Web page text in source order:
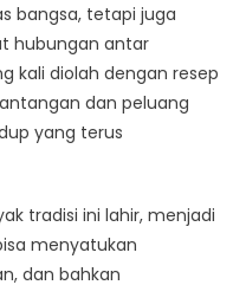
Makanan
Lokal
di
Era
Modern
bangsa, tetapi juga
hubungan antar
kali diolah dengan resep
dan peluang
yang terus
tradisi ini lahir, menjadi
menyatukan
dan bahkan